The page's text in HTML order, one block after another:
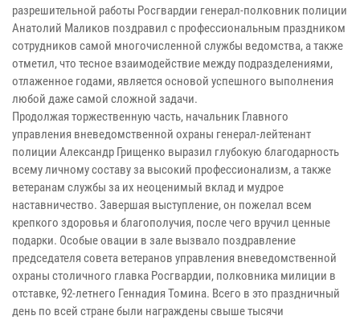
разрешительной работы Росгвардии генерал-полковник полиции
Анатолий Маликов поздравил с профессиональным праздником
сотрудников самой многочисленной службы ведомства, а также
отметил, что тесное взаимодействие между подразделениями,
отлаженное годами, является основой успешного выполнения
любой даже самой сложной задачи.
Продолжая торжественную часть, начальник Главного
управления вневедомственной охраны генерал-лейтенант
полиции Александр Грищенко выразил глубокую благодарность
всему личному составу за высокий профессионализм, а также
ветеранам службы за их неоценимый вклад и мудрое
наставничество. Завершая выступление, он пожелал всем
крепкого здоровья и благополучия, после чего вручил ценные
подарки. Особые овации в зале вызвало поздравление
председателя совета ветеранов управления вневедомственной
охраны столичного главка Росгвардии, полковника милиции в
отставке, 92-летнего Геннадия Томина. Всего в это праздничный
день по всей стране были награждены свыше тысячи